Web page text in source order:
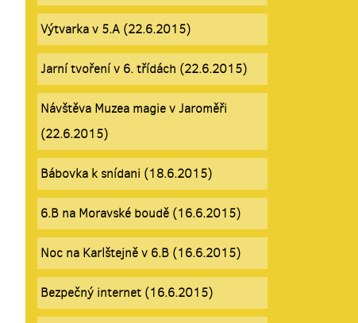
Výtvarka v 5.A (22.6.2015)
Jarní tvoření v 6. třídách (22.6.2015)
Návštěva Muzea magie v Jaroměři
(22.6.2015)
Bábovka k snídani (18.6.2015)
6.B na Moravské boudě (16.6.2015)
Noc na Karlštejně v 6.B (16.6.2015)
Bezpečný internet (16.6.2015)